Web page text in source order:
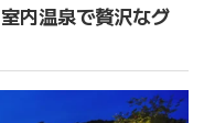
内温泉で贅沢なグ